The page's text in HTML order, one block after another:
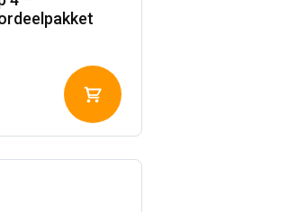
Toevoegen
aan
winkelwagen